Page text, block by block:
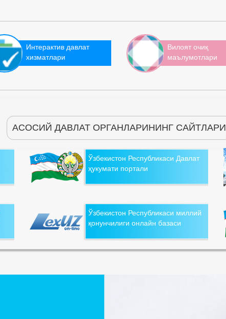
Интерактив давлат
хизматлари
Вилоят очиқ
маълумотлари
АСОСИЙ ДАВЛАТ ОРГАНЛАРИНИНГ САЙТЛАРИ
Ўзбекистон Республикаси Давлат
ҳукумати портали
Ўзбекистон Республикаси миллий
қонунчилиги онлайн базаси